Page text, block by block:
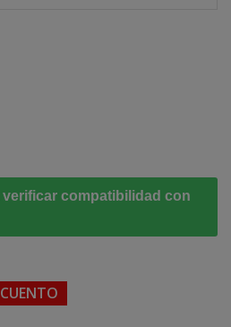
verificar compatibilidad con